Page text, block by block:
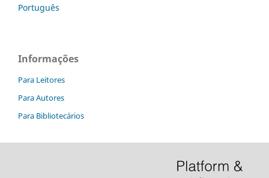
Português
Informações
Para Leitores
Para Autores
Para Bibliotecários